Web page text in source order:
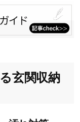
玄関収納